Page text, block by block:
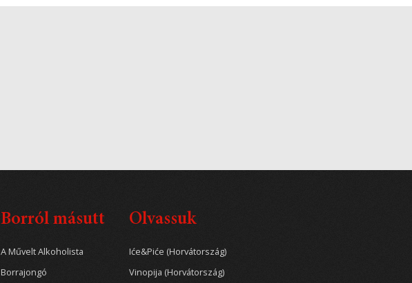
Borról másutt
A Művelt Alkoholista
Borrajongó
Olvassuk
Iće&Piće (Horvátország)
Vinopija (Horvátország)